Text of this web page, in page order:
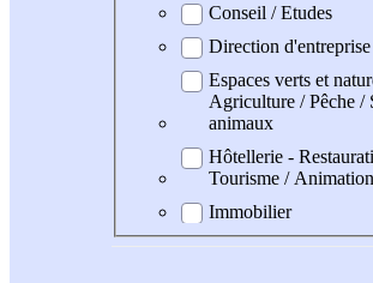
Conseil / Etudes
Direction d'entreprise
Espaces verts et
Agriculture / Pêche /
animaux
Hôtellerie -
Tourisme / Animation
Immobilier